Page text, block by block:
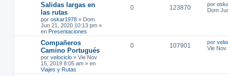
Salidas largas en
las rutas
por oskar1978 » Dom
Jun 21, 2020 10:13 pm »
en Presentaciones
0 123870 por
Dom
Compañeros
Camino Portugués
por velociclo » Vie Nov
15, 2019 8:05 am » en
Viajes y Rutas
0 107901 por
Vie Nov